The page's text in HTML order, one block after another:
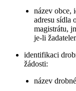
název obce,
adresu sídla
magistrátu,
je-li
identifikaci
žádosti:
název